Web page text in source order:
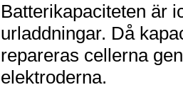
Batterikapaciteten är
urladdningar. Då
repareras cellerna
elektroderna.